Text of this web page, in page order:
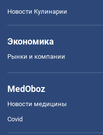
Новости Кулинарии
Экономика
Рынки и компании
MedOboz
Новости медицины
Covid